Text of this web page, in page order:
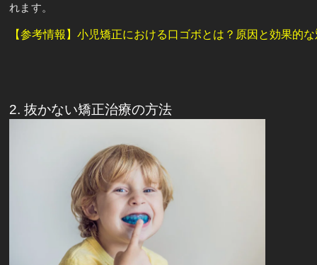
れます。
【参考情報】小児矯正における口ゴボとは？原因と効果的
2. 抜かない矯正治療の方法